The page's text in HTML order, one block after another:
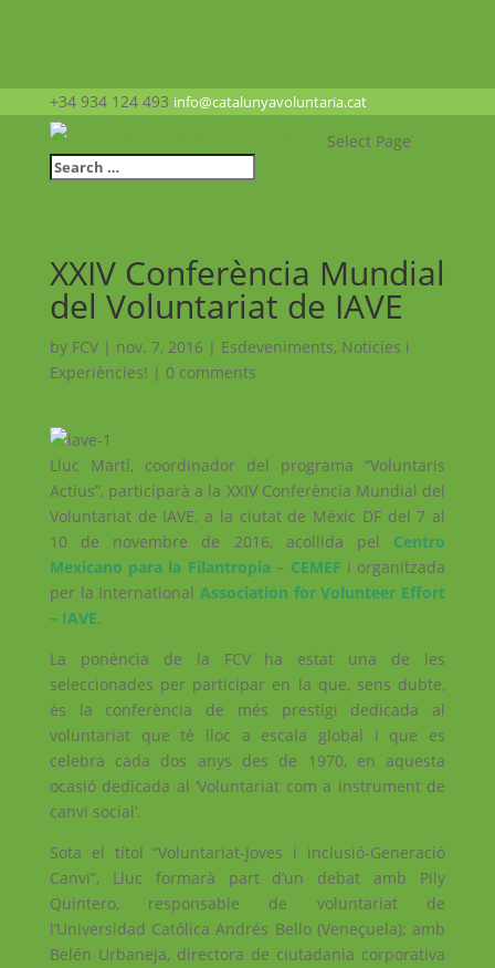
+34 934 124 493 info@catalunyavoluntaria.cat
Select Page
XXIV Conferència Mundial
del Voluntariat de IAVE
by FCV| nov. 7, 2016 | Esdeveniments, Noticies i
Experiències! | 0 comments
Lluc Martí, coordinador del programa “Voluntaris
Actius”, participarà a la XXIV Conferència Mundial del
Voluntariat de IAVE, a la ciutat de Mèxic DF del 7 al
10 de novembre de 2016, acollida pel Centro
Mexicano para la Filantropia – CEMEF i organitzada
per la International Association for Volunteer Effort
– IAVE.
La ponència de la FCV ha estat una de les
seleccionades per participar en la que, sens dubte,
és la conferència de més prestigi dedicada al
voluntariat que té lloc a escala global i que es
celebra cada dos anys des de 1970, en aquesta
ocasió dedicada al ‘Voluntariat com a instrument de
canvi social’.
Sota el títol “Voluntariat-Joves i inclusió-Generació
Canvi”, Lluc formarà part d’un debat amb Pily
Quintero, responsable de voluntariat de
l’Universidad Católica Andrés Bello (Veneçuela); amb
Belén Urbaneja, directora de ciutadania corporativa